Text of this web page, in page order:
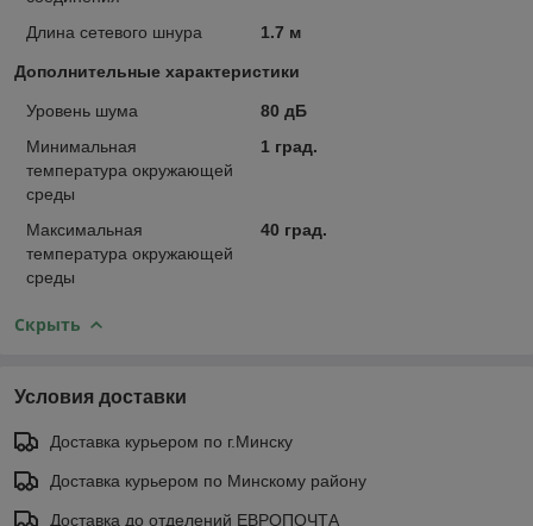
Длина сетевого шнура 1.7 м
Дополнительные характеристики
Уровень шума
80 дБ
Минимальная
температура окружающей
среды
1 град.
Максимальная
температура окружающей
среды
40 град.
Скрыть
Условия доставки
Доставка курьером по г.Минску
Доставка курьером по Минскому району
Доставка до отделений ЕВРОПОЧТА